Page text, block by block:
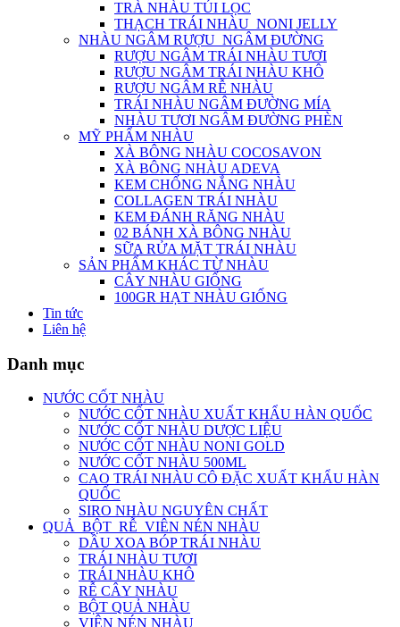
TRÀ NHÀU TÚI LỌC
THẠCH TRÁI NHÀU_NONI JELLY
NHÀU NGÂM RƯỢU_NGÂM ĐƯỜNG
RƯỢU NGÂM TRÁI NHÀU TƯƠI
RƯỢU NGÂM TRÁI NHÀU KHÔ
RƯỢU NGÂM RỄ NHÀU
TRÁI NHÀU NGÂM ĐƯỜNG MÍA
NHÀU TƯƠI NGÂM ĐƯỜNG PHÈN
MỸ PHẨM NHÀU
XÀ BÔNG NHÀU COCOSAVON
XÀ BÔNG NHÀU ADEVA
KEM CHỐNG NẮNG NHÀU
COLLAGEN TRÁI NHÀU
KEM ĐÁNH RĂNG NHÀU
02 BÁNH XÀ BÔNG NHÀU
SỮA RỬA MẶT TRÁI NHÀU
SẢN PHẨM KHÁC TỪ NHÀU
CÂY NHÀU GIỐNG
100GR HẠT NHÀU GIỐNG
Tin tức
Liên hệ
Danh mục
NƯỚC CỐT NHÀU
NƯỚC CỐT NHÀU XUẤT KHẨU HÀN QUỐC
NƯỚC CỐT NHÀU DƯỢC LIỆU
NƯỚC CỐT NHÀU NONI GOLD
NƯỚC CỐT NHÀU 500ML
CAO TRÁI NHÀU CÔ ĐẶC XUẤT KHẨU HÀN
QUỐC
SIRO NHÀU NGUYÊN CHẤT
QUẢ_BỘT_RỄ_VIÊN NÉN NHÀU
DẦU XOA BÓP TRÁI NHÀU
TRÁI NHÀU TƯƠI
TRÁI NHÀU KHÔ
RỄ CÂY NHÀU
BỘT QUẢ NHÀU
VIÊN NÉN NHÀU